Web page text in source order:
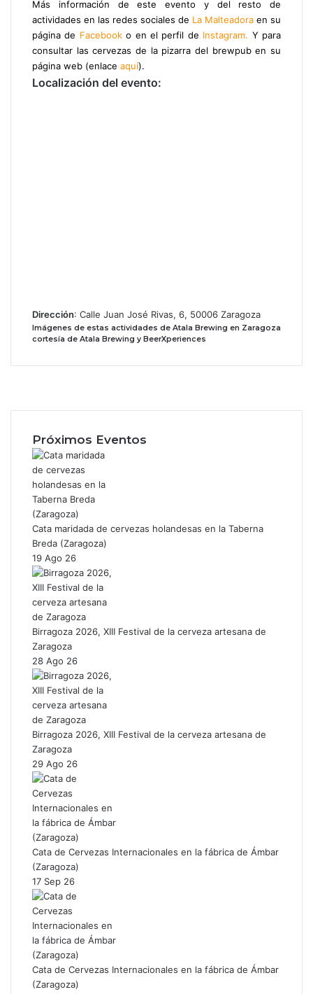
Más información de este evento y del resto de
actividades en las redes sociales de La Malteadora en su
página de Facebooko en el perfil de Instagram. Y para
consultar las cervezas de la pizarra del brewpub en su
página web (enlace aquí).
Localización del evento:
Dirección: Calle Juan José Rivas, 6, 50006 Zaragoza
Imágenes de estas actividades de Atala Brewing en Zaragoza
cortesía de Atala Brewing y BeerXperiences
Próximos Eventos
Cata maridada de cervezas holandesas en la Taberna
Breda (Zaragoza)
19 Ago 26
Birragoza 2026, XIII Festival de la cerveza artesana de
Zaragoza
28 Ago 26
Birragoza 2026, XIII Festival de la cerveza artesana de
Zaragoza
29 Ago 26
Cata de Cervezas Internacionales en la fábrica de Ámbar
(Zaragoza)
17 Sep 26
Cata de Cervezas Internacionales en la fábrica de Ámbar
(Zaragoza)